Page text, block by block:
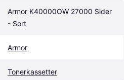
Armor K40000OW 27000 Sider
- Sort
Armor
Tonerkassetter